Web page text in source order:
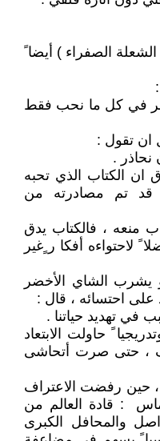
الصفراء ) أيضا
في كل ما نحب فقط
ان تقول :
نحاذر .
الكتاب الذي تحبه
) قد تم مصادرته من
منعه ، فالكتاب يدق
لاحتواءه أفكا ر ٍغير
يشرب الشاي الأخضر
على احتسائه ، قال :
في تهديد حياتنا .
حاولت الابتعاد
، حتى صرت أتحاشى
حين رفضت الاعتراف
: قادة العالم من
والمحافل الكبرى